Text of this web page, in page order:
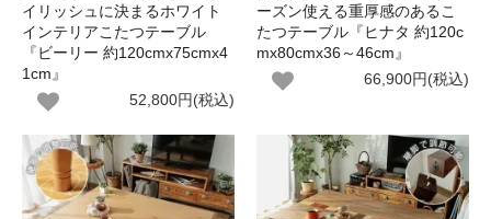
イリッシュに決まるホワイト
インテリアこたつテーブル
『ビーリー 約120cmx75cmx4
1cm』
52,800円(税込)
ーズン使える重厚感のあるこ
たつテーブル『ヒナタ 約120c
mx80cmx36～46cm』
66,900円(税込)